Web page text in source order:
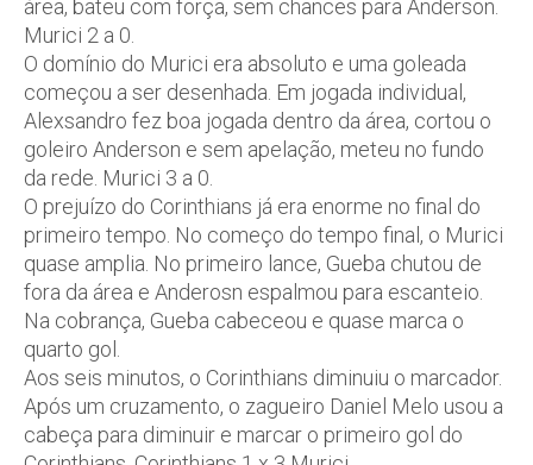
área, bateu com força, sem chances para Anderson.
Murici 2 a 0.
O domínio do Murici era absoluto e uma goleada
começou a ser desenhada. Em jogada individual,
Alexsandro fez boa jogada dentro da área, cortou o
goleiro Anderson e sem apelação, meteu no fundo
da rede. Murici 3 a 0.
O prejuízo do Corinthians já era enorme no final do
primeiro tempo. No começo do tempo final, o Murici
quase amplia. No primeiro lance, Gueba chutou de
fora da área e Anderosn espalmou para escanteio.
Na cobrança, Gueba cabeceou e quase marca o
quarto gol.
Aos seis minutos, o Corinthians diminuiu o marcador.
Após um cruzamento, o zagueiro Daniel Melo usou a
cabeça para diminuir e marcar o primeiro gol do